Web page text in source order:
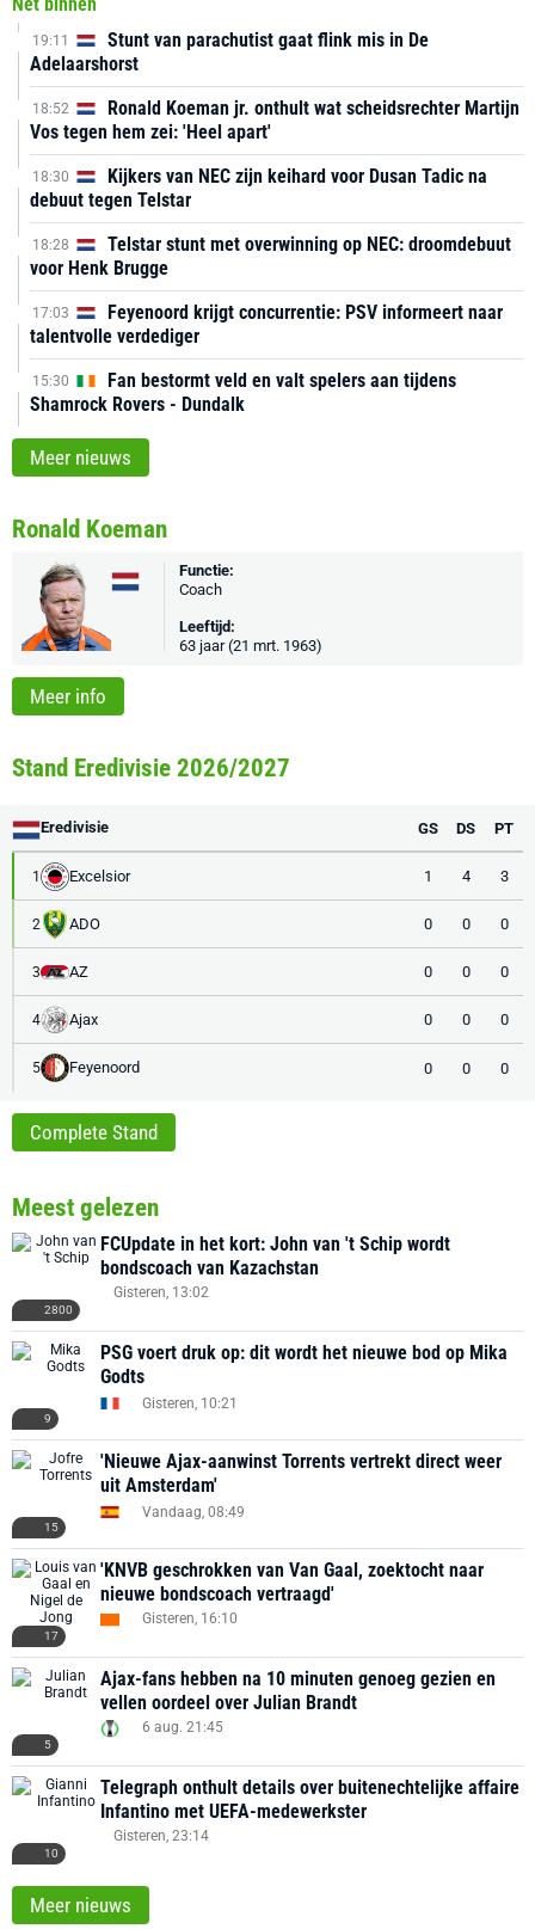
19:11
Stunt van parachutist gaat flink mis in De
Adelaarshorst
18:52
Ronald Koeman jr. onthult wat scheidsrechter Martijn
Vos tegen hem zei: 'Heel apart'
18:30
Kijkers van NEC zijn keihard voor Dusan Tadic na
debuut tegen Telstar
18:28
Telstar stunt met overwinning op NEC: droomdebuut
voor Henk Brugge
17:03
Feyenoord krijgt concurrentie: PSV informeert naar
talentvolle verdediger
15:30
Fan bestormt veld en valt spelers aan tijdens
Shamrock Rovers - Dundalk
Meer nieuws
Ronald Koeman
Functie:
Coach
Leeftijd:
63 jaar (21 mrt. 1963)
Meer info
Stand Eredivisie 2026/2027
Eredivisie GS DS PT
1 Excelsior 1 4 3
2 ADO 0 0 0
3 AZ 0 0 0
4 Ajax 0 0 0
5 Feyenoord 0 0 0
Complete Stand
Meest gelezen
2800
FCUpdate in het kort: John van 't Schip wordt
bondscoach van Kazachstan
Gisteren, 13:02
9
PSG voert druk op: dit wordt het nieuwe bod op Mika
Godts
Gisteren, 10:21
15
'Nieuwe Ajax-aanwinst Torrents vertrekt direct weer
uit Amsterdam'
Vandaag, 08:49
17
'KNVB geschrokken van Van Gaal, zoektocht naar
nieuwe bondscoach vertraagd'
Gisteren, 16:10
5
Ajax-fans hebben na 10 minuten genoeg gezien en
vellen oordeel over Julian Brandt
6 aug. 21:45
10
Telegraph onthult details over buitenechtelijke affaire
Infantino met UEFA-medewerkster
Gisteren, 23:14
Meer nieuws